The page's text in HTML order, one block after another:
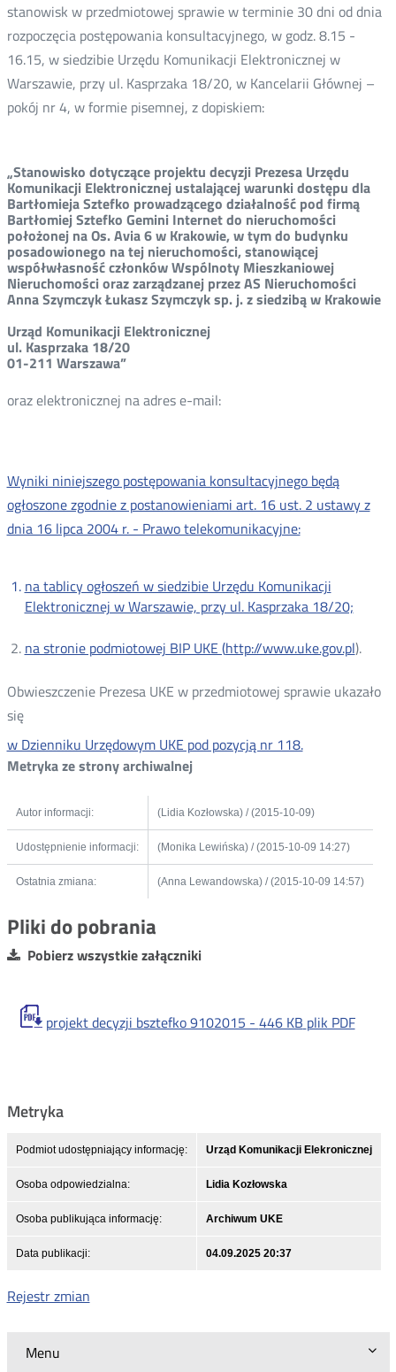
Menu
stanowisk w przedmiotowej sprawie w terminie 30 dni od dnia
rozpoczęcia postępowania konsultacyjnego, w godz. 8.15 -
16.15, w siedzibie Urzędu Komunikacji Elektronicznej w
Warszawie, przy ul. Kasprzaka 18/20, w Kancelarii Głównej –
pokój nr 4, w formie pisemnej, z dopiskiem:
„Stanowisko dotyczące projektu decyzji Prezesa Urzędu
Komunikacji Elektronicznej ustalającej warunki dostępu dla
Bartłomieja Sztefko prowadzącego działalność pod firmą
Bartłomiej Sztefko Gemini Internet do nieruchomości
położonej na Os. Avia 6 w Krakowie, w tym do budynku
posadowionego na tej nieruchomości, stanowiącej
współwłasność członków Wspólnoty Mieszkaniowej
Nieruchomości oraz zarządzanej przez AS Nieruchomości
Anna Szymczyk Łukasz Szymczyk sp. j. z siedzibą w Krakowie
Urząd Komunikacji Elektronicznej
ul. Kasprzaka 18/20
01-211 Warszawa”
oraz elektronicznej na adres e-mail:
Wyniki niniejszego postępowania konsultacyjnego będą
ogłoszone zgodnie z postanowieniami art. 16 ust. 2 ustawy z
dnia 16 lipca 2004 r. - Prawo telekomunikacyjne:
na tablicy ogłoszeń w siedzibie Urzędu Komunikacji
Elektronicznej w Warszawie, przy ul. Kasprzaka 18/20;
na stronie podmiotowej BIP UKE (http://www.uke.gov.pl).
Obwieszczenie Prezesa UKE w przedmiotowej sprawie ukazało
się
w Dzienniku Urzędowym UKE pod pozycją nr 118.
Metryka ze strony archiwalnej
Autor informacji: (Lidia Kozłowska) / (2015-10-09)
Udostępnienie informacji: (Monika Lewińska) / (2015-10-09 14:27)
Ostatnia zmiana: (Anna Lewandowska) / (2015-10-09 14:57)
Pliki do pobrania
Pobierz wszystkie załączniki
projekt decyzji bsztefko 9102015 - 446 KB plik PDF
Metryka
Podmiot udostępniający informację: Urząd Komunikacji Elekronicznej
Osoba odpowiedzialna: Lidia Kozłowska
Osoba publikująca informację: Archiwum UKE
Data publikacji: 04.09.2025 20:37
Rejestr zmian